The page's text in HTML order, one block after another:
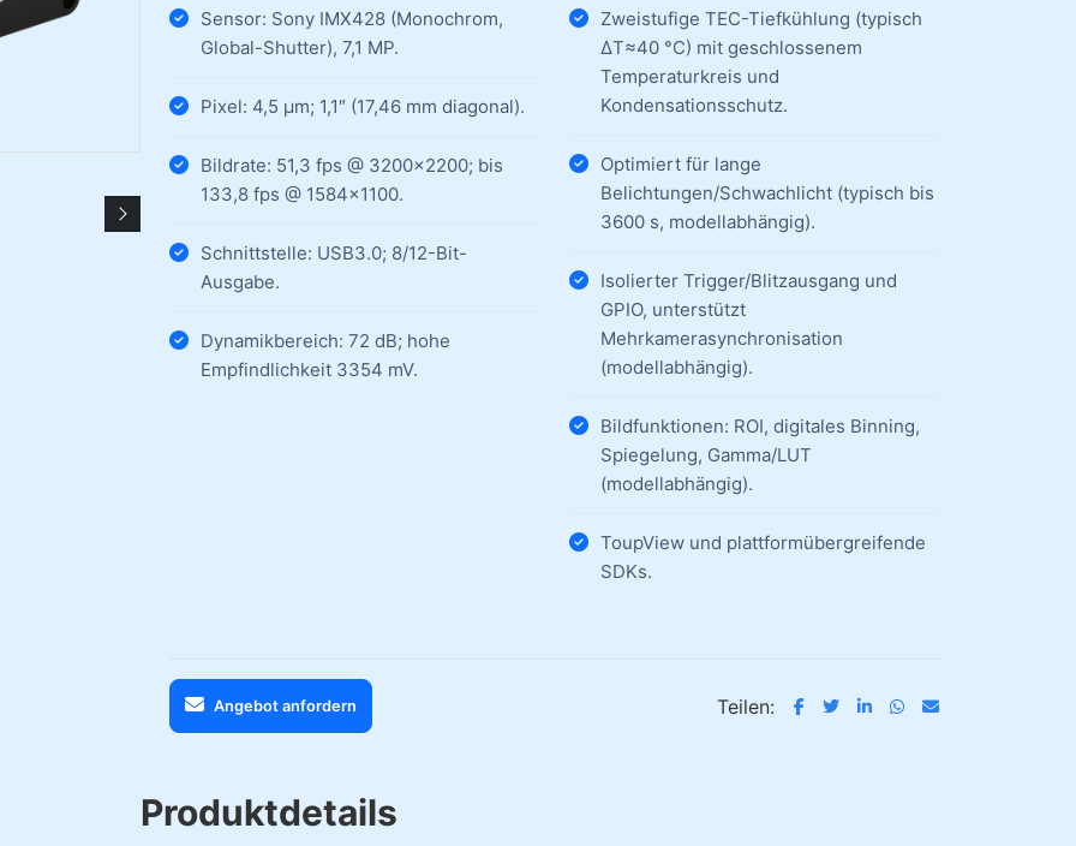
Sensor: Sony IMX428 (Monochrom,
Global-Shutter), 7,1 MP.
Pixel: 4,5 µm; 1,1″ (17,46 mm diagonal).
Bildrate: 51,3 fps @ 3200×2200; bis
133,8 fps @ 1584×1100.
Schnittstelle: USB3.0; 8/12-Bit-
Ausgabe.
Dynamikbereich: 72 dB; hohe
Empfindlichkeit 3354 mV.
Zweistufige TEC-Tiefkühlung (typisch
ΔT≈40 °C) mit geschlossenem
Temperaturkreis und
Kondensationsschutz.
Optimiert für lange
Belichtungen/Schwachlicht (typisch bis
3600 s, modellabhängig).
Isolierter Trigger/Blitzausgang und
GPIO, unterstützt
Mehrkamerasynchronisation
(modellabhängig).
Bildfunktionen: ROI, digitales Binning,
Spiegelung, Gamma/LUT
(modellabhängig).
ToupView und plattformübergreifende
SDKs.
Angebot anfordern Teilen:
Produktdetails